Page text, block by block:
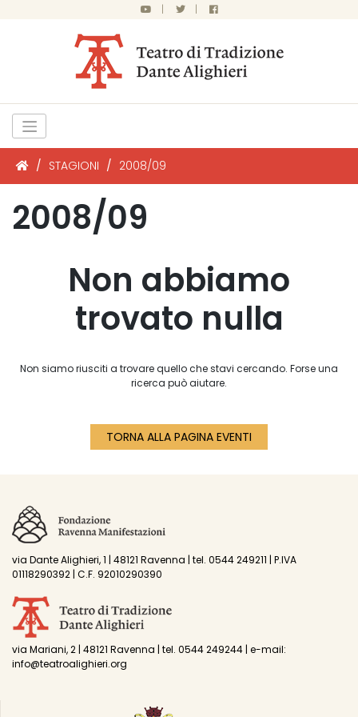
| |
/ STAGIONI / 2008/09
2008/09
Non abbiamo
trovato nulla
Non siamo riusciti a trovare quello che stavi cercando. Forse una
ricerca può aiutare.
TORNA ALLA PAGINA EVENTI
via Dante Alighieri, 1 | 48121 Ravenna | tel. 0544 249211 | P.IVA
01118290392 | C.F. 92010290390
via Mariani, 2 | 48121 Ravenna | tel. 0544 249244 | e-mail:
info@teatroalighieri.org